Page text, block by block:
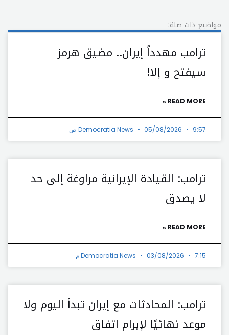
مواضيع ذات صلة:
ترامب مهدداً إيران.. مضيق هرمز
سيفتح و إلا!
READ MORE »
Democratia News 05/08/2026 9:57 ص
ترامب: القيادة الإيرانية مراوغة إلى حد
لا يصدق
READ MORE »
Democratia News 03/08/2026 7:15 م
ترامب: المحادثات مع إيران تبدأ اليوم ولا
موعد نهائيًا لإبرام اتفاق